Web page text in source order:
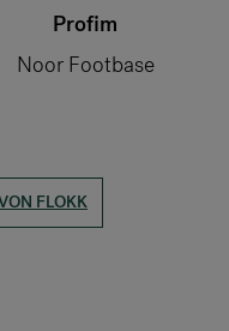
Profim
Noor Footbase
FLOKK